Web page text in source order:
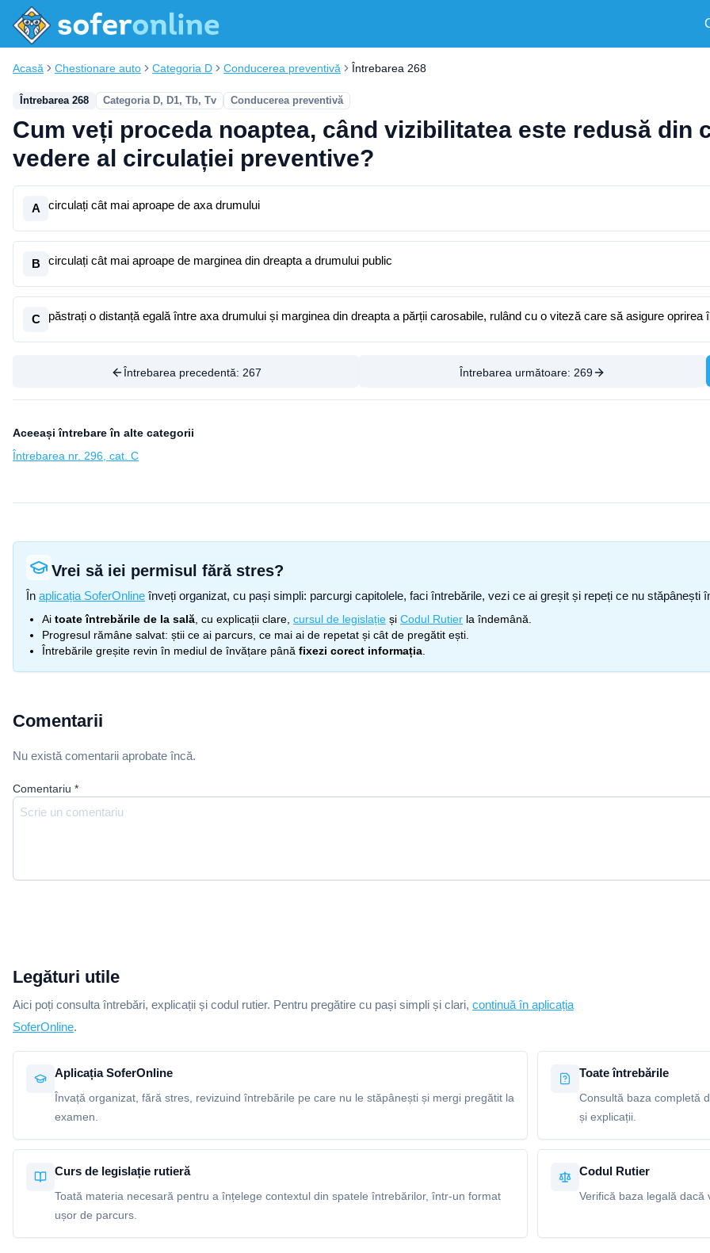
Acasă Chestionare auto Categoria D Conducerea preventivă Întrebarea 268
Întrebarea 268 Categoria D, D1, Tb, Tv Conducerea preventivă
Cum veți proceda noaptea, când vizibilitatea este redusă din
vedere al circulației preventive?
A circulați cât mai aproape de axa drumului
B circulați cât mai aproape de marginea din dreapta a drumului public
C păstrați o distanță egală între axa drumului și marginea din dreapta a părții carosabile, rulând cu o viteză care să asigure
Întrebarea precedentă: 267 Întrebarea următoare: 269
Aceeași întrebare în alte categorii
Întrebarea nr. 296, cat. C
Vrei să iei permisul fără stres?
În aplicația SoferOnline înveți organizat, cu pași simpli: parcurgi capitolele, faci întrebările, vezi ce ai greșit și repeți ce nu
Ai toate întrebările de la sală , cu explicații clare, cursul de legislație și Codul Rutier la îndemână.
Progresul rămâne salvat: știi ce ai parcurs, ce mai ai de repetat și cât de pregătit ești.
Întrebările greșite revin în mediul de învățare până fixezi corect informația
Comentarii
Nu există comentarii aprobate încă.
Comentariu *
Legături utile
Aici poți consulta întrebări, explicații și codul rutier. Pentru pregătire cu pași simpli și clari, continuă în aplicația
SoferOnline.
Aplicația SoferOnline
Învață organizat, fără stres, revizuind întrebările pe care nu le stăpânești și mergi pregătit la
examen.
Toate întrebările
Consultă baza completă
și explicații.
Curs de legislație rutieră
Toată materia necesară pentru a înțelege contextul din spatele întrebărilor, într-un format
ușor de parcurs.
Codul Rutier
Verifică baza legală dacă